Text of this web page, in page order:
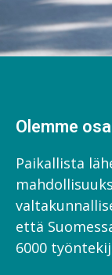
Olemme
Paikallista
että
6000